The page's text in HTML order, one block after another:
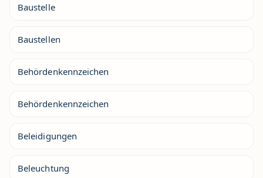
Baustelle
Baustellen
Behördenkennzeichen
Behördenkennzeichen
Beleidigungen
Beleuchtung